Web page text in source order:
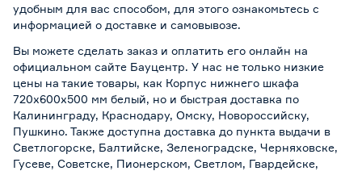
удобным для вас способом, для этого ознакомьтесь с
информацией о доставке и самовывозе.
Вы можете сделать заказ и оплатить его онлайн на
официальном сайте Бауцентр. У нас не только низкие
цены на такие товары, как Корпус нижнего шкафа
720х600х500 мм белый, но и быстрая доставка по
Калининграду, Краснодару, Омску, Новороссийску,
Пушкино. Также доступна доставка до пункта выдачи в
Светлогорске, Балтийске, Зеленоградске, Черняховске,
Гусеве, Советске, Пионерском, Светлом, Гвардейске,